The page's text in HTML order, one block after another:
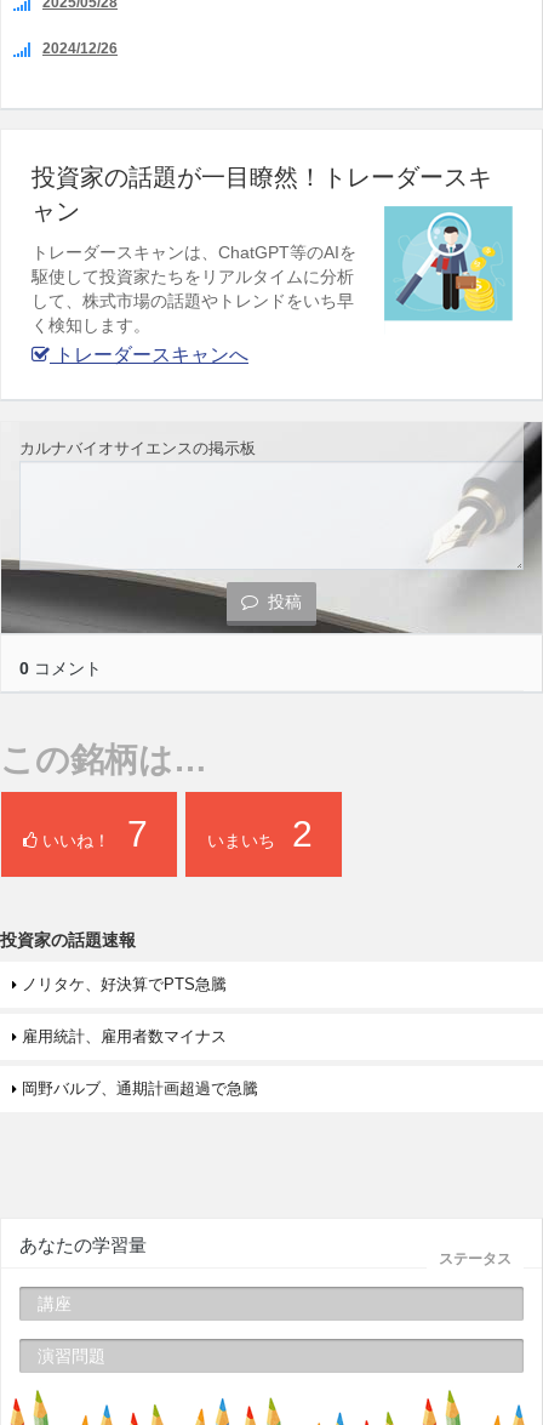
2024/12/26
投資家の話題が一目瞭然！トレーダースキ
ャン
トレーダースキャンは、ChatGPT等のAIを
駆使して投資家たちをリアルタイムに分析
して、株式市場の話題やトレンドをいち早
く検知します。
トレーダースキャンへ
カルナバイオサイエンスの掲示板
投稿
0 コメント
この銘柄は…
いいね！ 7 いまいち 2
投資家の話題速報
ノリタケ、好決算でPTS急騰
雇用統計、雇用者数マイナス
岡野バルブ、通期計画超過で急騰
ステータス
あなたの学習量
講座
演習問題